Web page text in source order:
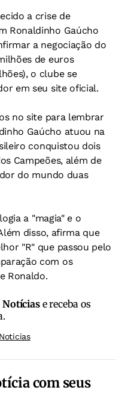
a crise de
Ronaldinho Gaúcho
a negociação do
de euros
o clube se
em seu site oficial.
no site para lembrar
Gaúcho atuou na
conquistou dois
Campeões, além de
do mundo duas
a "magia" e o
disso, afirma que
"R" que passou pelo
com os
Ronaldo.
Notíciase receba os
com seus